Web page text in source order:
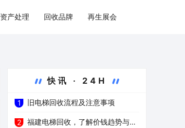
资产处理 回收品牌 再生展会
快讯 · 24H
1 旧电梯回收流程及注意事项
2 福建电梯回收，了解价钱趋势与注